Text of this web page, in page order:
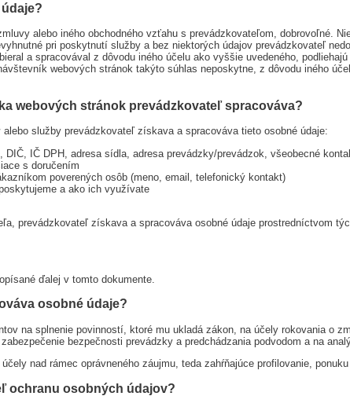
alebo iného obchodného vzťahu s prevádzkovateľom, dobrovoľné.
pri poskytnutí služby a bez niektorých údajov prevádzkovateľ
a spracovával z dôvodu iného účelu ako vyššie uvedeného,
webových stránok takýto súhlas neposkytne, z dôvodu iného
webových stránok prevádzkovateľ spracováva?
služby prevádzkovateľ získava a spracováva tieto osobné údaje:
IČ DPH, adresa sídla, adresa prevádzky/prevádzok, všeobecné
s doručením
poverených osôb (meno, email, telefonický kontakt)
a ako ich využívate
prevádzkovateľ získava a spracováva osobné údaje prostredníctvom
ďalej v tomto dokumente.
osobné údaje?
na splnenie povinností, ktoré mu ukladá zákon, na účely rokovania o
bezpečnosti prevádzky a predchádzania podvodom a na
nad rámec oprávneného záujmu, teda zahŕňajúce profilovanie,
ochranu osobných údajov?